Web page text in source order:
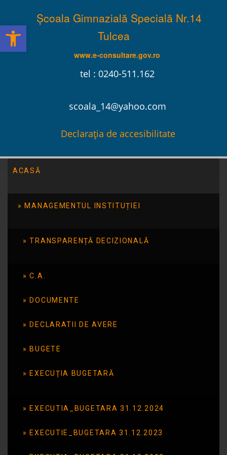
Școala Gimnazială Specială Nr.14
Tulcea
www.e-consultare.gov.ro
tel : 0240-511.162
scoala_14@yahoo.com
Declarația de accesibilitate
ACASĂ
MANAGEMENTUL INSTITUȚIEI
TRANSPARENȚĂ DECIZIONALĂ
C.A.
DOCUMENTE
DECLARATII DE AVERE
BUGETE
EXECUȚIA BUGETARĂ
EXECUTIA_BUGETARA 31.12.2024
EXECUTIE_BUGETARA 31.12.2023
Deschide bara de unelte